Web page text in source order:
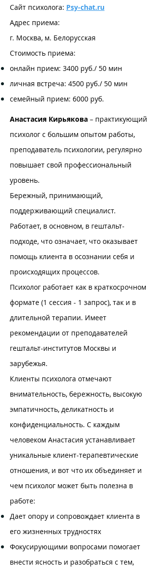
Сайт психолога: Psy-сhat.ru
Адрес приема:
г. Москва, м. Белорусская
Стоимость приема:
онлайн прием: 3400 руб./ 50 мин
личная встреча: 4500 руб./ 50 мин
семейный прием: 6000 руб.
Анастасия Кирьякова – практикующий
психолог с большим опытом работы,
преподаватель психологии, регулярно
повышает свой профессиональный
уровень.
Бережный, принимающий,
поддерживающий специалист.
Работает, в основном, в гештальт-
подходе, что означает, что оказывает
помощь клиента в осознании себя и
происходящих процессов.
Психолог работает как в краткосрочном
формате (1 сессия - 1 запрос), так и в
длительной терапии. Имеет
рекомендации от преподавателей
гештальт-институтов Москвы и
зарубежья.
Клиенты психолога отмечают
внимательность, бережность, высокую
эмпатичность, деликатность и
конфиденциальность. С каждым
человеком Анастасия устанавливает
уникальные клиент-терапевтические
отношения, и вот что их объединяет и
чем психолог может быть полезна в
работе:
Дает опору и сопровождает клиента в
его жизненных трудностях
Фокусирующими вопросами помогает
внести ясность и разобраться с тем,